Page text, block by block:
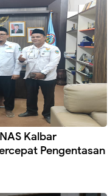
Kalbar
Pengentasan